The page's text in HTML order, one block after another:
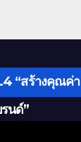
“สร้างคุณค่า
นด์”